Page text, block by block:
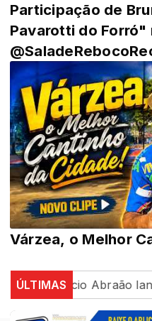
Participação de
Pavarotti do Forró"
Várzea, o Melhor
ÚLTIMAS
Beniicio Abraão lança